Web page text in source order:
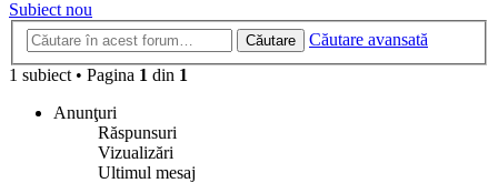
Subiect nou
Căutare
Căutare avansată
1 subiect • Pagina 1 din 1
Anunţuri
Răspunsuri
Vizualizări
Ultimul mesaj